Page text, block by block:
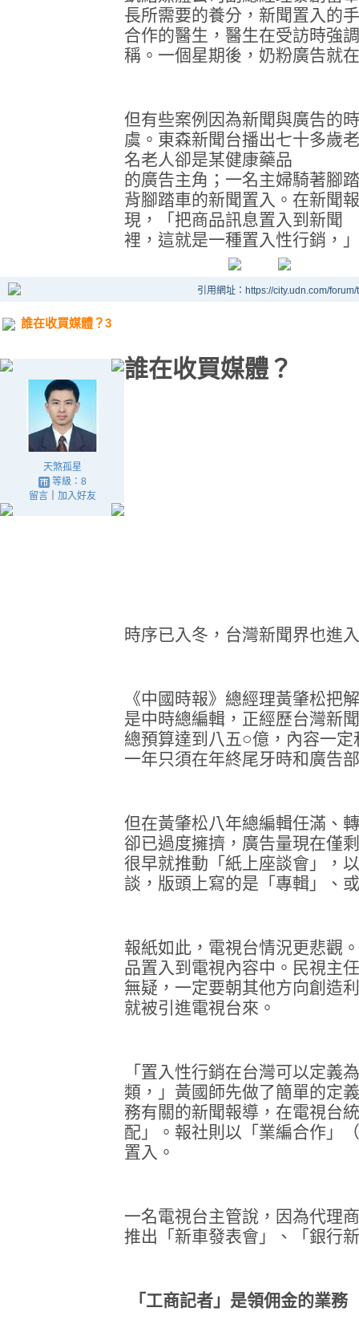
長所需要的養分，新聞置入的
合作的醫生，醫生在受訪時強
稱。一個星期後，奶粉廣告就
但有些案例因為新聞與廣告的
虞。東森新聞台播出七十多歲
名老人卻是某健康藥品
的廣告主角；一名主婦騎著腳
背腳踏車的新聞置入。在新聞
現，「把商品訊息置入到新聞
裡，這就是一種置入性行銷，
引用網址：https://city.udn.com/
誰在收買媒體？3
天煞孤星
等級：8
留言｜ 加入好友
誰在收買媒體？
時序已入冬，台灣新聞界也進
《中國時報》總經理黃肇松把
是中時總編輯，正經歷台灣新
總預算達到八五○億，內容一
一年只須在年終尾牙時和廣告
但在黃肇松八年總編輯任滿、
卻已過度擁擠，廣告量現在僅
很早就推動「紙上座談會」，
談，版頭上寫的是「專輯」、
報紙如此，電視台情況更悲觀
品置入到電視內容中。民視主
無疑，一定要朝其他方向創造
就被引進電視台來。
「置入性行銷在台灣可以定義
類，」黃國師先做了簡單的定
務有關的新聞報導，在電視台
配」。報社則以「業編合作」
置入。
一名電視台主管說，因為代理
推出「新車發表會」、「銀行
「工商記者」是領佣金的業務